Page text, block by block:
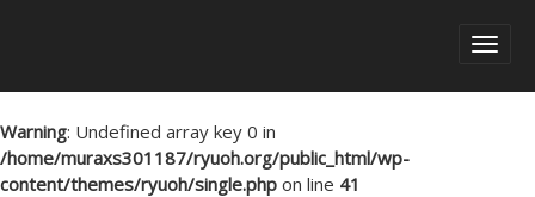
Warning: Undefined array key 0 in
/home/muraxs301187/ryuoh.org/public_html/wp-
content/themes/ryuoh/single.php on line 41